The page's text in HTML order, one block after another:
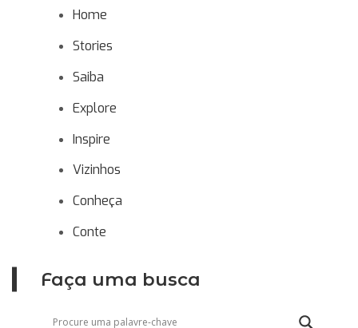
Home
Stories
Saiba
Explore
Inspire
Vizinhos
Conheça
Conte
Faça uma busca